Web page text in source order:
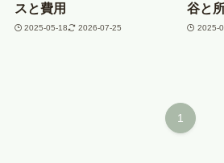
スと費用
2025-05-18 2026-07-25
谷と
2025-
1